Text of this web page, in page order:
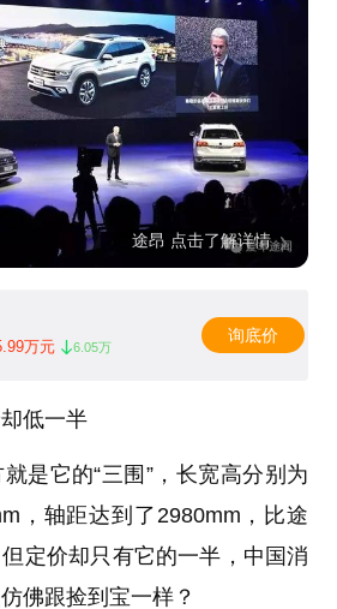
途昂 点击了解详情
万元 6.05万
询底价
低一半
是它的“三围”，长宽高分别为
，轴距达到了2980mm，比途
定价却只有它的一半，中国消
佛跟捡到宝一样？